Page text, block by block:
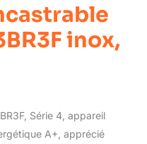
inox,
Série 4, appareil
A+, apprécié